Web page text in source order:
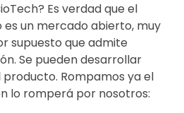
Es verdad que el
es un mercado abierto, muy
supuesto que admite
Se pueden desarrollar
Rompamos ya el
lo romperá por nosotros: